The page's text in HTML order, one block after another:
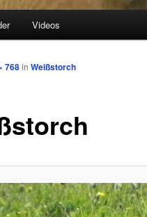
Videos
768in Weißstorch